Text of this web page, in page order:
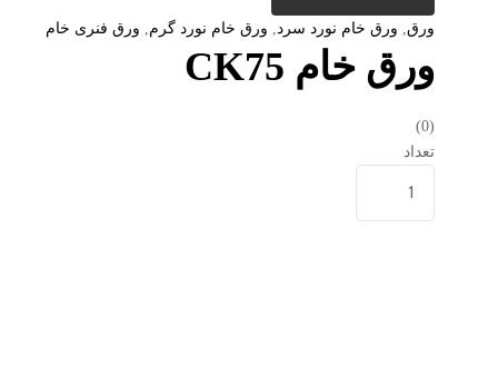
ورق ورق خام نورد سرد ورق خام نورد گرم ورق فنری خام
ورق خام CK75
(0)
تعداد